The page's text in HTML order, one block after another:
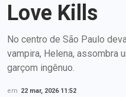
Love Kills
No centro de São Paulo
vampira, Helena, assombra
garçom ingênuo.
em 22 mar, 2026 11:52